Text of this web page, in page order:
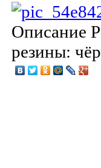
Описание
резины: